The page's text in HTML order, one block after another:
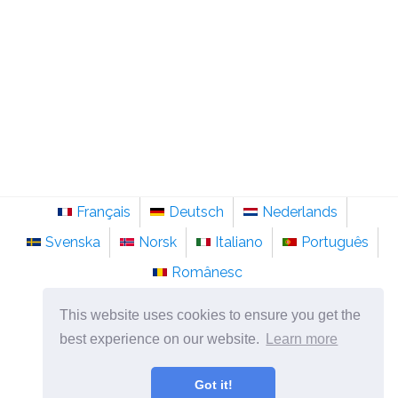
This website uses cookies to ensure you get the
best experience on our website.
Learn more
Got it!
Français Deutsch
Nederlands
Svenska
Norsk Italiano
Português
Românesc
©2026sv.sainte-anastasie.org
Psykologi, filosofi och tänkande om livet.